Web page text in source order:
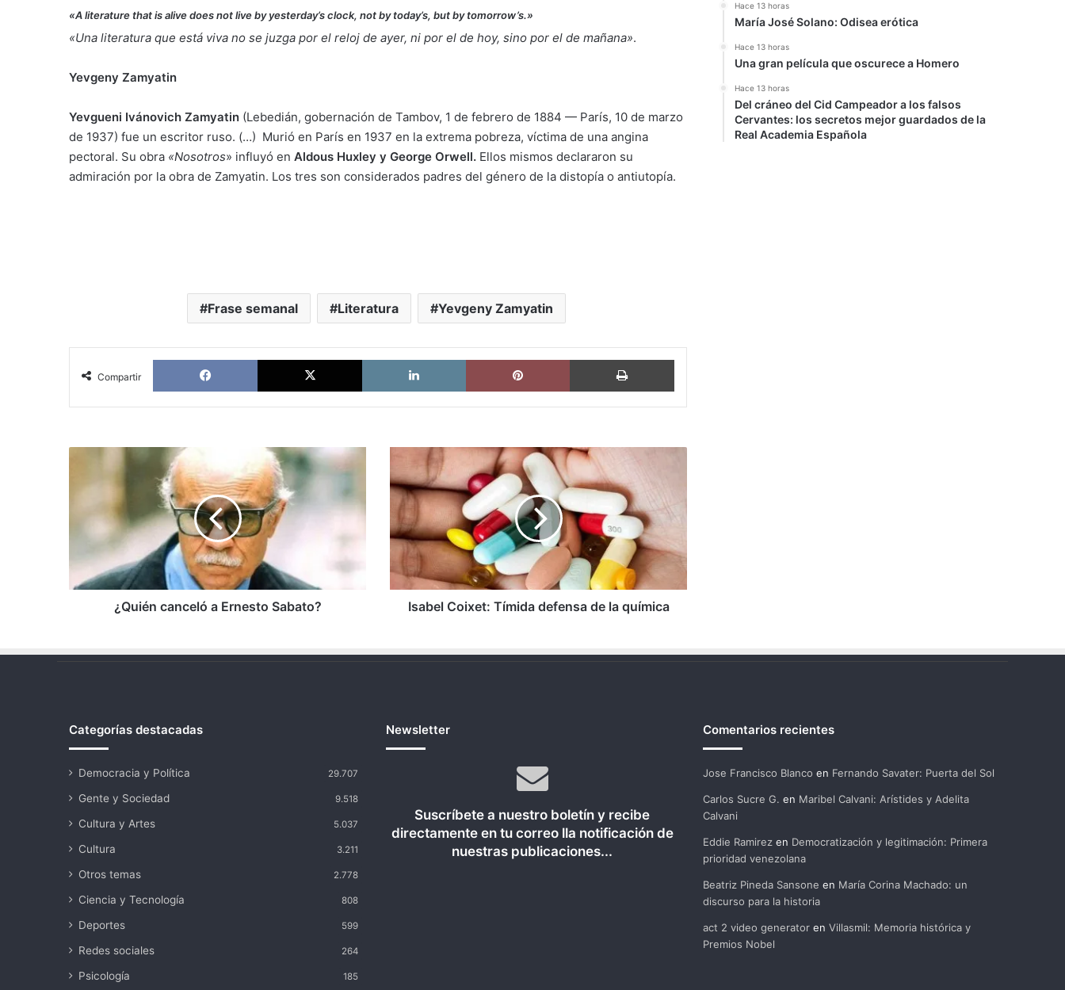
«A literature that is alive does not live by yesterday’s clock, not by today’s, but by tomorrow’s.»
«Una literatura que está viva no se juzga por el reloj de ayer, ni por el de hoy, sino por el de mañana».
Yevgeny Zamyatin
Yevgueni Ivánovich Zamyatin (Lebedián, gobernación de Tambov, 1 de febrero de 1884 — París, 10 de marzo
de 1937) fue un escritor ruso. (…) Murió en París en 1937 en la extrema pobreza, víctima de una angina
pectoral. Su obra «Nosotros» influyó en Aldous Huxley y George Orwell. Ellos mismos declararon su
admiración por la obra de Zamyatin. Los tres son considerados padres del género de la distopía o antiutopía.
Frase semanal Literatura Yevgeny Zamyatin
Compartir
Facebook X LinkedIn Pinterest Imprimir
Sabato?
¿Quién canceló a Ernesto Sabato?
Tímida
defensa
la
química
Isabel Coixet: Tímida defensa de la química
Hace 13 horas
María José Solano: Odisea erótica
Hace 13 horas
Una gran película que oscurece a Homero
Hace 13 horas
Del cráneo del Cid Campeador a los falsos
Cervantes: los secretos mejor guardados de la
Real Academia Española
Categorías destacadas
Democracia y Política 29.707
Gente y Sociedad 9.518
Cultura y Artes 5.037
Cultura 3.211
Otros temas 2.778
Ciencia y Tecnología 808
Deportes 599
Redes sociales 264
Psicología 185
Newsletter
Suscríbete a nuestro boletín y recibe
directamente en tu correo lla notificación de
nuestras publicaciones...
Comentarios recientes
Jose Francisco Blanco en Fernando Savater: Puerta del Sol
Carlos Sucre G. en Maribel Calvani: Arístides y Adelita
Calvani
Eddie Ramirezen Democratización y legitimación: Primera
prioridad venezolana
Beatriz Pineda Sansone en María Corina Machado: un
discurso para la historia
act 2 video generatoren Villasmil: Memoria histórica y
Premios Nobel